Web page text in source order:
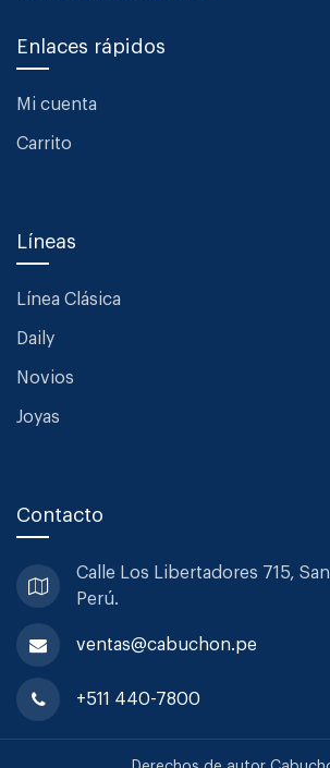
Enlaces rápidos
Mi cuenta
Carrito
Líneas
Línea Clásica
Daily
Novios
Joyas
Contacto
Calle Los Libertadores 715, San
Perú.
ventas@cabuchon.pe
+511 440-7800